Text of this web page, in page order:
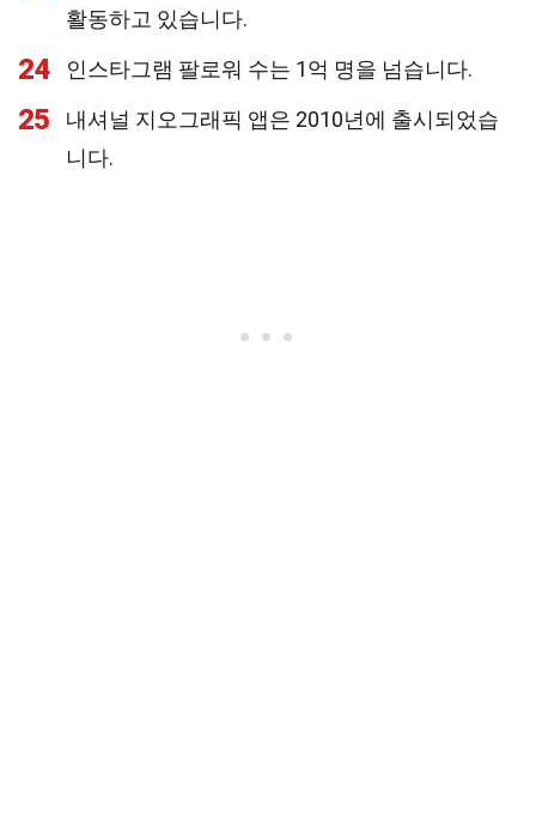
활동하고 있습니다.
24 인스타그램 팔로워 수는 1억 명을 넘습니다.
25
내셔널 지오그래픽 앱은 2010년에 출시되었습
니다.